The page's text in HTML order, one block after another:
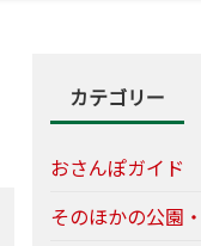
カテゴリー
おさんぽガイド
そのほかの公園